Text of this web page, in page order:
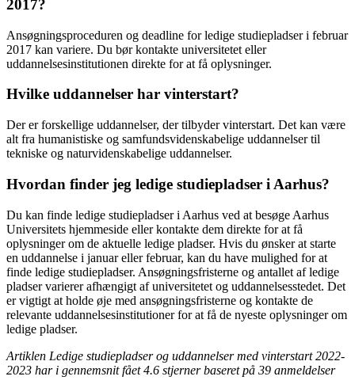
2017?
Ansøgningsproceduren og deadline for ledige studiepladser i februar
2017 kan variere. Du bør kontakte universitetet eller
uddannelsesinstitutionen direkte for at få oplysninger.
Hvilke uddannelser har vinterstart?
Der er forskellige uddannelser, der tilbyder vinterstart. Det kan være
alt fra humanistiske og samfundsvidenskabelige uddannelser til
tekniske og naturvidenskabelige uddannelser.
Hvordan finder jeg ledige studiepladser i Aarhus?
Du kan finde ledige studiepladser i Aarhus ved at besøge Aarhus
Universitets hjemmeside eller kontakte dem direkte for at få
oplysninger om de aktuelle ledige pladser. Hvis du ønsker at starte
en uddannelse i januar eller februar, kan du have mulighed for at
finde ledige studiepladser. Ansøgningsfristerne og antallet af ledige
pladser varierer afhængigt af universitetet og uddannelsesstedet. Det
er vigtigt at holde øje med ansøgningsfristerne og kontakte de
relevante uddannelsesinstitutioner for at få de nyeste oplysninger om
ledige pladser.
Artiklen Ledige studiepladser og uddannelser med vinterstart 2022-
2023 har i gennemsnit fået4.6 stjerner baseret på 39 anmeldelser